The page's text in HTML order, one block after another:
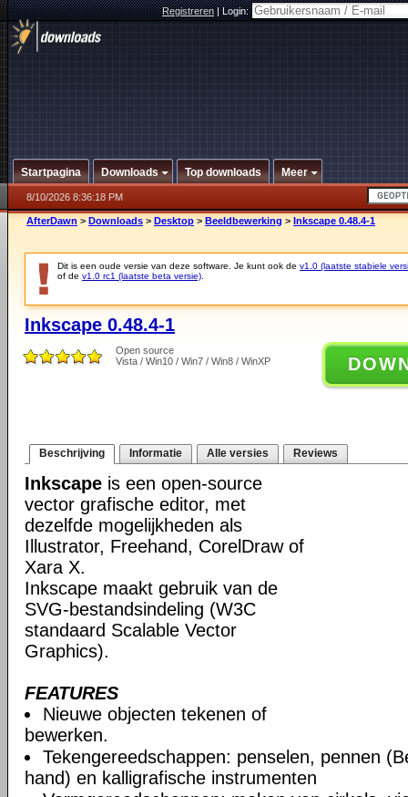
Registreren|Login:
Startpagina Downloads Top downloads Meer
8/10/2026 8:36:18 PM
AfterDawn > Downloads > Desktop > Beeldbewerking > Inkscape 0.48.4-1
Dit is een oude versie van deze software. Je kunt ook de v1.0 (laatste stabiele
of de v1.0 rc1 (laatste beta versie)
Inkscape 0.48.4-1
Open source
Vista / Win10 / Win7 / Win8 / WinXP
Beschrijving Informatie Alle versies Reviews
Inkscape is een open-source
vector grafische editor, met
dezelfde mogelijkheden als
Illustrator, Freehand, CorelDraw of
Xara X.
Inkscape maakt gebruik van de
SVG-bestandsindeling (W3C
standaard Scalable Vector
Graphics).
FEATURES
Nieuwe objecten tekenen of
bewerken.
Tekengereedschappen: penselen, pennen
hand) en kalligrafische instrumenten